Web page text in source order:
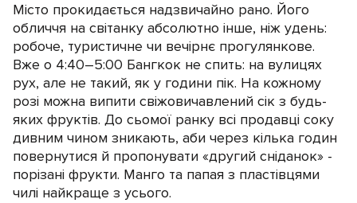
Місто прокидається надзвичайно рано. Його
обличчя на світанку абсолютно інше, ніж удень:
робоче, туристичне чи вечірнє прогулянкове.
Вже о 4:40–5:00 Бангкок не спить: на вулицях
рух, але не такий, як у години пік. На кожному
розі можна випити свіжовичавлений сік з будь-
яких фруктів. До сьомої ранку всі продавці соку
дивним чином зникають, аби через кілька годин
повернутися й пропонувати «другий сніданок» -
порізані фрукти. Манго та папая з пластівцями
чилі найкраще з усього.